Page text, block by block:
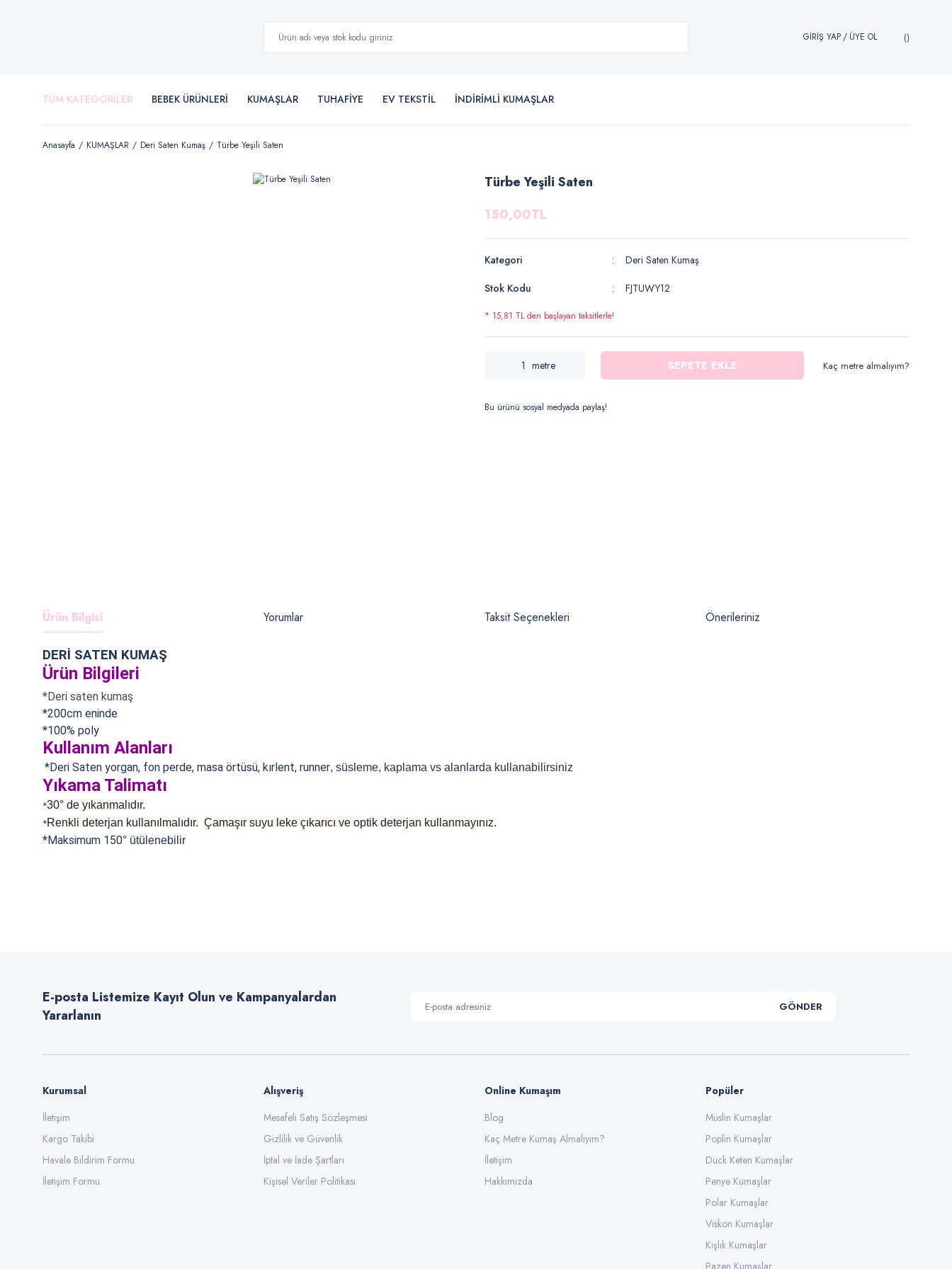
GİRİŞ YAP/ ÜYE OL
TÜM KATEGORİLER BEBEK ÜRÜNLERİ KUMAŞLAR TUHAFİYE EV TEKSTİL İNDİRİMLİ KUMAŞLAR
Anasayfa KUMAŞLAR Deri Saten Kumaş Türbe Yeşili Saten
Türbe Yeşili Saten
150,00TL
Kategori
Deri Saten Kumaş
Stok Kodu
FJTUWY12
* 15,81 TL den başlayan taksitlerle!
metre SEPETE EKLE Kaç metre almalıyım?
Bu ürünü sosyal medyada paylaş!
Ürün Bilgisi Yorumlar Taksit Seçenekleri Önerileriniz
DERİ SATEN KUMAŞ
Ürün Bilgileri
*Deri saten kumaş
*200cm eninde
*100% poly
Kullanım Alanları
*Deri Saten yorgan, fon perde, masa örtüsü, kırlent, runner, süsleme, kaplama vs alanlarda kullanabilirsiniz
Yıkama Talimatı
*30° de yıkanmalıdır.
*Renkli deterjan kullanılmalıdır. Çamaşır suyu leke çıkarıcı ve optik deterjan kullanmayınız.
*Maksimum 150° ütülenebilir
Ürün bilgilerinde hatalar bulunuyor.
Ürün fiyatı diğer sitelerden daha pahalı.
Gönder
E-posta Listemize Kayıt Olun ve Kampanyalardan
Yararlanın
GÖNDER
Kurumsal
İletişim
Kargo Takibi
Havale Bildirim Formu
İletişim Formu
Alışveriş
Mesafeli Satış Sözleşmesi
Gizlilik ve Güvenlik
İptal ve İade Şartları
Kişisel Veriler Politikası
Online Kumaşım
Blog
Kaç Metre Kumaş Almalıyım?
İletişim
Hakkımızda
Popüler
Müslin Kumaşlar
Poplin Kumaşlar
Duck Keten Kumaşlar
Penye Kumaşlar
Polar Kumaşlar
Viskon Kumaşlar
Kışlık Kumaşlar